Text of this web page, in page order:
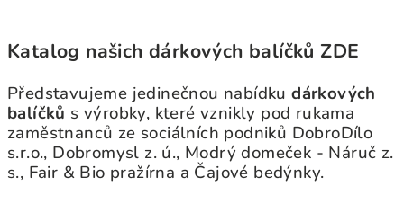
Katalog našich dárkových balíčků ZDE
Představujeme jedinečnou nabídku dárkových
balíčků s výrobky, které vznikly pod rukama
zaměstnanců ze sociálních podniků DobroDílo
s.r.o., Dobromysl z. ú., Modrý domeček - Náruč z.
s., Fair & Bio pražírna a Čajové bedýnky.